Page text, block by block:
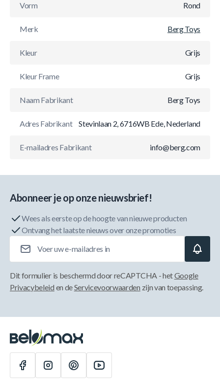
Vorm Rond
Merk Berg Toys
Kleur Grijs
Kleur Frame Grijs
Naam Fabrikant Berg Toys
Adres Fabrikant Stevinlaan 2, 6716WB Ede, Nederland
E-mailadres Fabrikant info@berg.com
Abonneer je op onze nieuwsbrief!
Wees als eerste op de hoogte van nieuwe producten
Ontvang het laatste nieuws over onze promoties
Dit formulier is beschermd door reCAPTCHA - hetGoogle
Privacybeleid en deServicevoorwaarden zijn van toepassing.